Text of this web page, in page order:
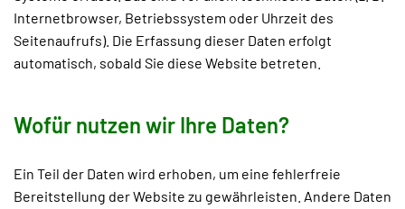
Internetbrowser, Betriebssystem oder Uhrzeit des
Seitenaufrufs). Die Erfassung dieser Daten erfolgt
automatisch, sobald Sie diese Website betreten.
Wofür nutzen wir Ihre Daten?
Ein Teil der Daten wird erhoben, um eine fehlerfreie
Bereitstellung der Website zu gewährleisten. Andere Daten